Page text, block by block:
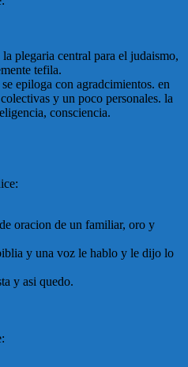
plegaria central para el judaismo,
tefila.
epiloga con agradcimientos. en
y un poco personales. la
consciencia.
oracion de un familiar, oro y
y una voz le hablo y le dijo lo
y asi quedo.